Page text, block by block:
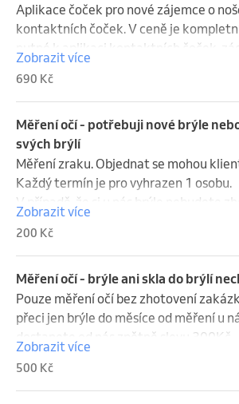
Aplikace čoček pro nové zájemce o
kontaktních čoček. V ceně je
nutné k aplikaci kontaktních čoček,
a vyndání čoček) a zkušební čočky
potřebného příslušenství.
Děti do 15ti let musí  doložit  "poukaz
čočky" vystavený jejich očním lékařem.
Zobrazit více
690 Kč
Měření očí - potřebuji nové brýle
svých brýlí
Měření zraku. Objednat se mohou
Každý termín je pro vyhrazen 1 osobu.
V případě, že si u nás brýle nebudete
nezískáváte naši slevu a budete platit
za měření, která je stanovena na  500Kč.
Pokud nosíte kontaktní čočky,  je
minimálně 1 hodinu před měřením očí.
Zobrazit více
200 Kč
Měření očí - brýle ani skla do brýlí
Pouze měření očí bez zhotovení
přeci jen brýle do měsíce od měření u
dostanete od nás zpětně slevu 300Kč.
Zobrazit více
500 Kč